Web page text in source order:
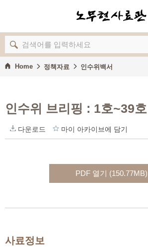
Home 정책자료 인수위백서
인수위 브리핑 : 1호~39호
다운로드 마이 아카이브에 담기
PDF 열기 (150.77MB)
사료정보